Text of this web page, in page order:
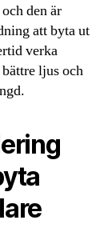
den är
att byta ut
verka
ljus och